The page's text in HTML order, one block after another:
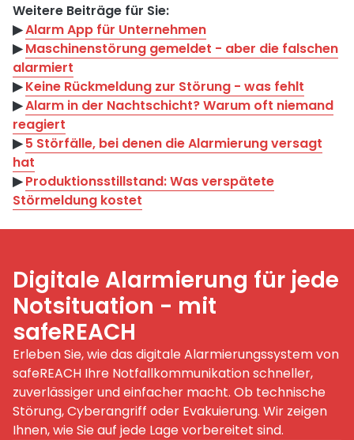
Weitere Beiträge für Sie:
▶︎Alarm App für Unternehmen
▶︎Maschinenstörung gemeldet - aber die falschen
alarmiert
▶︎Keine Rückmeldung zur Störung - was fehlt
▶︎Alarm in der Nachtschicht? Warum oft niemand
reagiert
▶︎5 Störfälle, bei denen die Alarmierung versagt
hat
▶︎Produktionsstillstand: Was verspätete
Störmeldung kostet
Digitale Alarmierung für jede
Notsituation - mit
safeREACH
Erleben Sie, wie das digitale Alarmierungssystem von
safeREACH Ihre Notfallkommunikation schneller,
zuverlässiger und einfacher macht. Ob technische
Störung, Cyberangriff oder Evakuierung. Wir zeigen
Ihnen, wie Sie auf jede Lage vorbereitet sind.